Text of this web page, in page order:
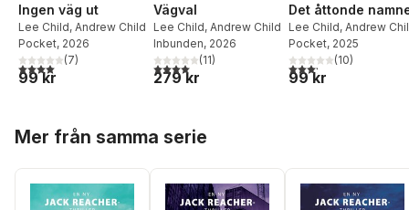
Ingen väg ut
Lee Child, Andrew Child
Pocket, 2026
4,0utav 5 stjärnor. Totalt antal röster:
(7)
99 kr
Vägval
Lee Child, Andrew Child
Inbunden, 2026
4,0utav 5 stjärnor. Totalt antal röster:
(11)
279 kr
Det åttonde
Lee Child, Andrew
Pocket, 2025
3,2utav 5 stjärnor.
(10)
99 kr
Mer från samma serie